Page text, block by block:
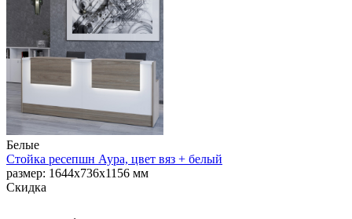
Белые
Стойка ресепшн Аура, цвет вяз + белый
размер: 1644х736х1156 мм
Скидка